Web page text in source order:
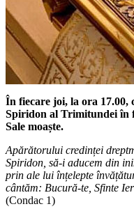
În fiecare joi, la ora 17.00,
Spiridon al Trimitundei în
Sale moaște.
Apărătorului credinței
Spiridon, să-i aducem din
prin ale lui înțelepte
cântăm: Bucură-te, Sfinte
(Condac 1)